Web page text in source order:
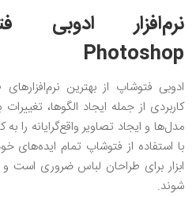
Photoshop
ادوبی فتوشاپ از بهترین
کاربردی از جمله ایجاد الگوها،
مدل‌ها و ایجاد تصاویر واقع‌گرایانه را
با استفاده از فتوشاپ تمام ایده‌های
ابزار برای طراحان لباس ضروری است
شوند.